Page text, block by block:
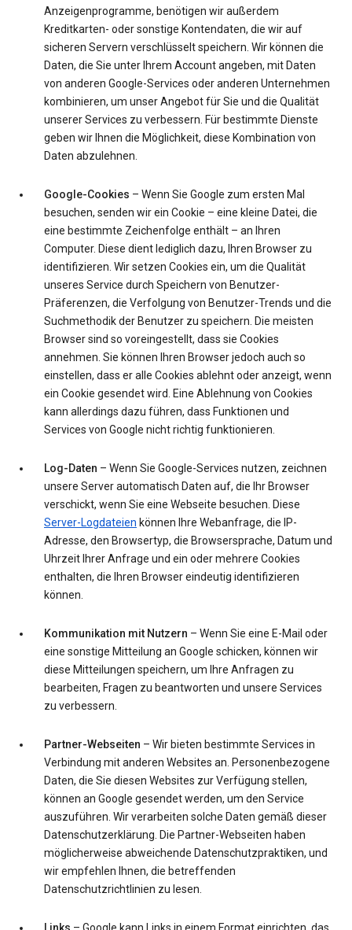
Anzeigenprogramme, benötigen wir außerdem
Kreditkarten- oder sonstige Kontendaten, die wir auf
sicheren Servern verschlüsselt speichern. Wir können die
Daten, die Sie unter Ihrem Account angeben, mit Daten
von anderen Google-Services oder anderen Unternehmen
kombinieren, um unser Angebot für Sie und die Qualität
unserer Services zu verbessern. Für bestimmte Dienste
geben wir Ihnen die Möglichkeit, diese Kombination von
Daten abzulehnen.
Google-Cookies – Wenn Sie Google zum ersten Mal
besuchen, senden wir ein Cookie – eine kleine Datei, die
eine bestimmte Zeichenfolge enthält – an Ihren
Computer. Diese dient lediglich dazu, Ihren Browser zu
identifizieren. Wir setzen Cookies ein, um die Qualität
unseres Service durch Speichern von Benutzer-
Präferenzen, die Verfolgung von Benutzer-Trends und die
Suchmethodik der Benutzer zu speichern. Die meisten
Browser sind so voreingestellt, dass sie Cookies
annehmen. Sie können Ihren Browser jedoch auch so
einstellen, dass er alle Cookies ablehnt oder anzeigt, wenn
ein Cookie gesendet wird. Eine Ablehnung von Cookies
kann allerdings dazu führen, dass Funktionen und
Services von Google nicht richtig funktionieren.
Log-Daten – Wenn Sie Google-Services nutzen, zeichnen
unsere Server automatisch Daten auf, die Ihr Browser
verschickt, wenn Sie eine Webseite besuchen. Diese
Server-Logdateien können Ihre Webanfrage, die IP-
Adresse, den Browsertyp, die Browsersprache, Datum und
Uhrzeit Ihrer Anfrage und ein oder mehrere Cookies
enthalten, die Ihren Browser eindeutig identifizieren
können.
Kommunikation mit Nutzern – Wenn Sie eine E-Mail oder
eine sonstige Mitteilung an Google schicken, können wir
diese Mitteilungen speichern, um Ihre Anfragen zu
bearbeiten, Fragen zu beantworten und unsere Services
zu verbessern.
Partner-Webseiten – Wir bieten bestimmte Services in
Verbindung mit anderen Websites an. Personenbezogene
Daten, die Sie diesen Websites zur Verfügung stellen,
können an Google gesendet werden, um den Service
auszuführen. Wir verarbeiten solche Daten gemäß dieser
Datenschutzerklärung. Die Partner-Webseiten haben
möglicherweise abweichende Datenschutzpraktiken, und
wir empfehlen Ihnen, die betreffenden
Datenschutzrichtlinien zu lesen.